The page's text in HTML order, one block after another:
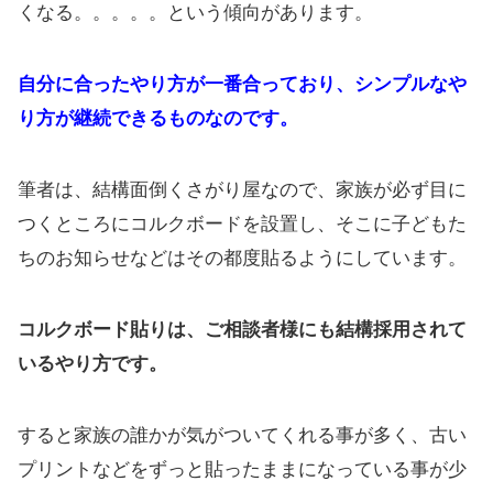
くなる。。。。。という傾向があります。
自分に合ったやり方が一番合っており、シンプルなや
り方が継続できるものなのです。
筆者は、結構面倒くさがり屋なので、家族が必ず目に
つくところにコルクボードを設置し、そこに子どもた
ちのお知らせなどはその都度貼るようにしています。
コルクボード貼りは、ご相談者様にも結構採用されて
いるやり方です。
すると家族の誰かが気がついてくれる事が多く、古い
プリントなどをずっと貼ったままになっている事が少